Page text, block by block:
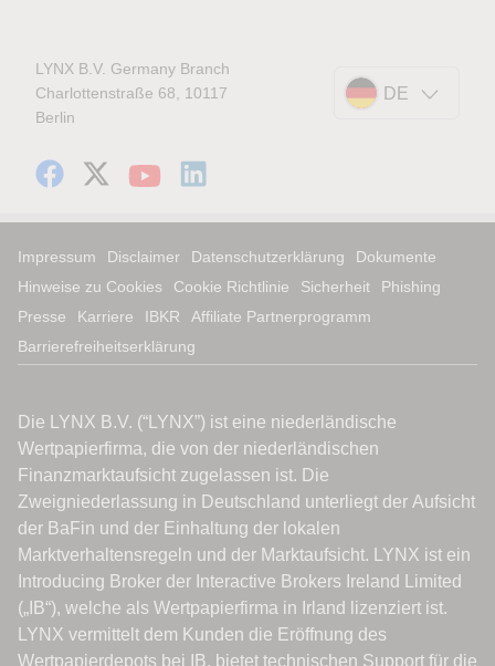
LYNX B.V. Germany Branch
Charlottenstraße 68, 10117
Berlin
DE
Impressum Disclaimer Datenschutzerklärung
Dokumente
Hinweise zu Cookies
Cookie Richtlinie Sicherheit
Phishing
Presse
Karriere IBKR
Affiliate Partnerprogramm
Barrierefreiheitserklärung